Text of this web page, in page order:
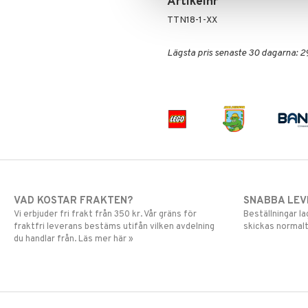
TTN18-1-XX
Lägsta pris senaste 30 dagarna:
VAD KOSTAR FRAKTEN?
Vi erbjuder fri frakt från 350 kr. Vår gräns för
fraktfri leverans bestäms utifån vilken avdelning
du handlar från. Läs mer här »
SNABBA
Beställningar
skickas